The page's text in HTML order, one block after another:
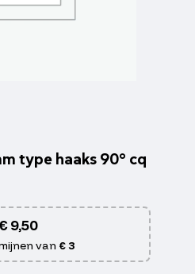
type haaks 90° cq
€9,50
van € 3